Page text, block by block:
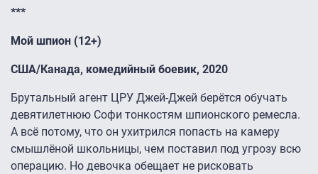
***
Мой шпион (12+)
США/Канада, комедийный боевик, 2020
Брутальный агент ЦРУ Джей-Джей берётся обучать
девятилетнюю Софи тонкостям шпионского ремесла.
А всё потому, что он ухитрился попасть на камеру
смышлёной школьницы, чем поставил под угрозу всю
операцию. Но девочка обещает не рисковать